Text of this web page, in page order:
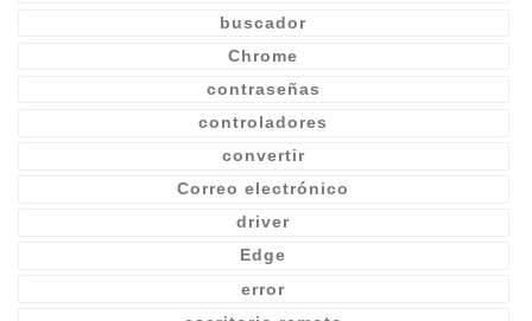
buscador
Chrome
contraseñas
controladores
convertir
Correo electrónico
driver
Edge
error